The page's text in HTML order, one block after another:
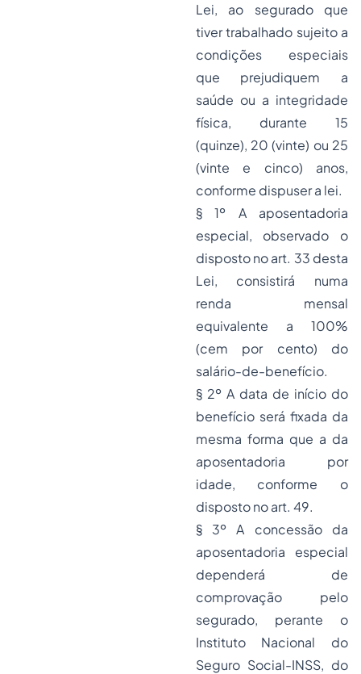
Lei, ao segurado que
tiver trabalhado sujeito a
condições especiais
que prejudiquem a
saúde ou a integridade
física, durante 15
(quinze), 20 (vinte) ou 25
(vinte e cinco) anos,
conforme dispuser a lei.
§ 1º A aposentadoria
especial, observado o
disposto no art. 33 desta
Lei, consistirá numa
renda mensal
equivalente a 100%
(cem por cento) do
salário-de-benefício.
§ 2º A data de início do
benefício será fixada da
mesma forma que a da
aposentadoria por
idade, conforme o
disposto no art. 49.
§ 3º A concessão da
aposentadoria especial
dependerá de
comprovação pelo
segurado, perante o
Instituto Nacional do
SeguroSocial-INSS, do